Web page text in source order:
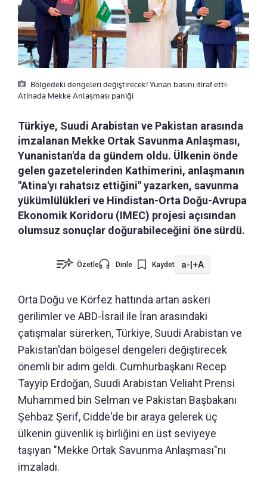
Bölgedeki dengeleri değiştirecek! Yunan basını itiraf etti:
Atinada Mekke Anlaşması paniği
Türkiye, Suudi Arabistan ve Pakistan arasında
imzalanan Mekke Ortak Savunma Anlaşması,
Yunanistan'da da gündem oldu. Ülkenin önde
gelen gazetelerinden Kathimerini, anlaşmanın
"Atina'yı rahatsız ettiğini" yazarken, savunma
yükümlülükleri ve Hindistan-Orta Doğu-Avrupa
Ekonomik Koridoru (IMEC) projesi açısından
olumsuz sonuçlar doğurabileceğini öne sürdü.
Özetle Dinle Kaydet a-|+A
Orta Doğu ve Körfez hattında artan askeri
gerilimler ve ABD-İsrail ile İran arasındaki
çatışmalar sürerken, Türkiye, Suudi Arabistan ve
Pakistan'dan bölgesel dengeleri değiştirecek
önemli bir adım geldi. Cumhurbaşkanı Recep
Tayyip Erdoğan, Suudi Arabistan Veliaht Prensi
Muhammed bin Selman ve Pakistan Başbakanı
Şehbaz Şerif, Cidde'de bir araya gelerek üç
ülkenin güvenlik iş birliğini en üst seviyeye
taşıyan "Mekke Ortak Savunma Anlaşması"nı
imzaladı.